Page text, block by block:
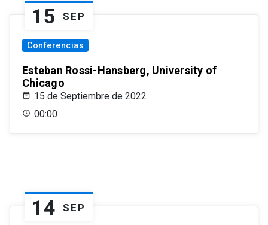
15 SEP
Conferencias
Esteban Rossi-Hansberg, University of
Chicago
15 de Septiembre de 2022
00:00
14 SEP